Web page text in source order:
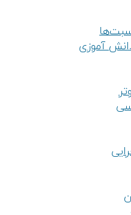
آموزی